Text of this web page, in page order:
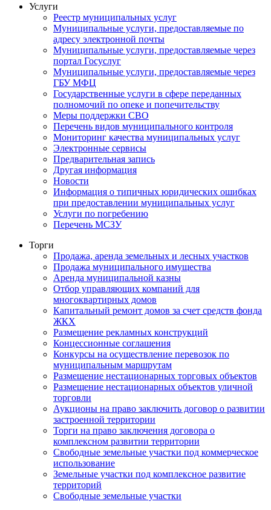
Услуги
Реестр муниципальных услуг
Муниципальные услуги, предоставляемые по
адресу электронной почты
Муниципальные услуги, предоставляемые через
портал Госуслуг
Муниципальные услуги, предоставляемые через
ГБУ МФЦ
Государственные услуги в сфере переданных
полномочий по опеке и попечительству
Меры поддержки СВО
Перечень видов муниципального контроля
Мониторинг качества муниципальных услуг
Электронные сервисы
Предварительная запись
Другая информация
Новости
Информация о типичных юридических ошибках
при предоставлении муниципальных услуг
Услуги по погребению
Перечень МСЗУ
Торги
Продажа, аренда земельных и лесных участков
Продажа муниципального имущества
Аренда муниципальной казны
Отбор управляющих компаний для
многоквартирных домов
Капитальный ремонт домов за счет средств фонда
ЖКХ
Размещение рекламных конструкций
Концессионные соглашения
Конкурсы на осуществление перевозок по
муниципальным маршрутам
Размещение нестационарных торговых объектов
Размещение нестационарных объектов уличной
торговли
Аукционы на право заключить договор о развитии
застроенной территории
Торги на право заключения договора о
комплексном развитии территории
Свободные земельные участки под коммерческое
использование
Земельные участки под комплексное развитие
территорий
Свободные земельные участки